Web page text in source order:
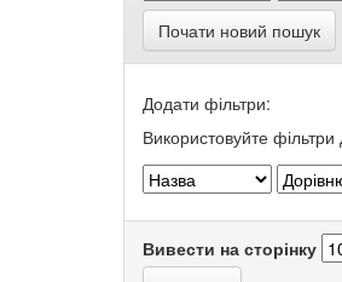
Почати новий пошук
Додати фільтри:
Використовуйте
Вивести на сторінку